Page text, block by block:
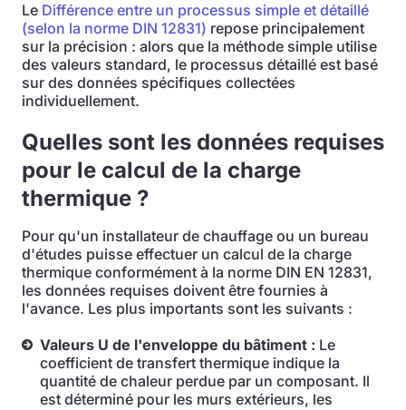
Le Différence entre un processus simple et détaillé
(selon la norme DIN 12831) repose principalement
sur la précision : alors que la méthode simple utilise
des valeurs standard, le processus détaillé est basé
sur des données spécifiques collectées
individuellement.
Quelles sont les données requises
pour le calcul de la charge
thermique ?
Pour qu'un installateur de chauffage ou un bureau
d'études puisse effectuer un calcul de la charge
thermique conformément à la norme DIN EN 12831,
les données requises doivent être fournies à
l'avance. Les plus importants sont les suivants :
Valeurs U de l'enveloppe du bâtiment : Le
coefficient de transfert thermique indique la
quantité de chaleur perdue par un composant. Il
est déterminé pour les murs extérieurs, les